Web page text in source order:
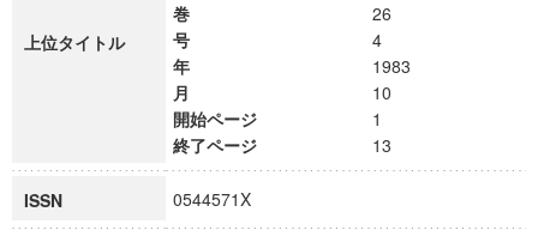
上位タイトル
巻
26
号
4
年
1983
月
10
開始ページ
1
終了ページ
13
ISSN 0544571X